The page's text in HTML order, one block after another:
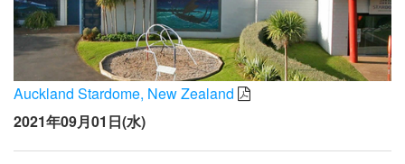
Auckland Stardome, New Zealand
2021年09月01日(水)